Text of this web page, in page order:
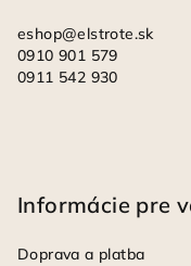
eshop@elstrote.sk
0910 901 579
0911 542 930
Informácie pre
Doprava a platba